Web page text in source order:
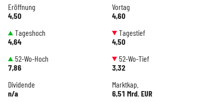
Eröffnung
4,50
Vortag
4,60
Tageshoch
4,64
Tagestief
4,50
52-Wo-Hoch
7,86
52-Wo-Tief
3,32
Dividende
n/a
Marktkap.
6,51 Mrd. EUR